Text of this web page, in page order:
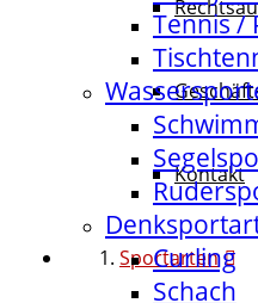
Kontakt
Sportarten
Tennis /
Curling
Schach